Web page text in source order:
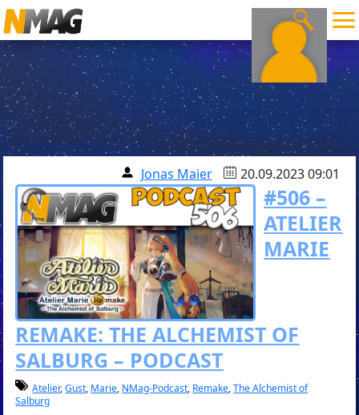
Jonas Maier 20.09.2023 09:01
#506 –
ATELIER
MARIE
REMAKE: THE ALCHEMIST OF
SALBURG – PODCAST
Atelier,Gust, Marie, NMag-Podcast, Remake,The Alchemist of
Salburg